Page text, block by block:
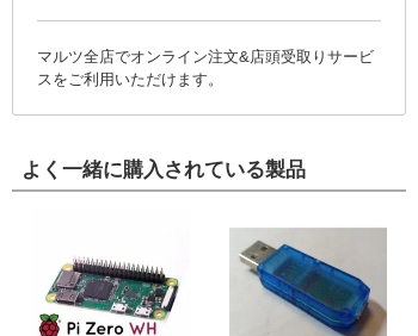
マルツ全店でオンライン注文&店頭受取りサービ
スをご利用いただけます。
よく一緒に購入されている製品